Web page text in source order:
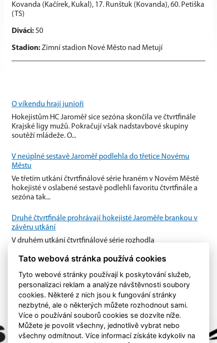
Kovanda (Kačírek, Kukal), 17. Runštuk (Kovanda), 60. Petiška
(TS)
Diváci:50
Stadion:Zimní stadion Nové Město nad Metují
O víkendu hrají junioři
Hokejistům HC Jaroměř sice sezóna skončila ve čtvrtfinále
Krajské ligy mužů. Pokračují však nadstavbové skupiny
soutěží mládeže. O...
V neúplné sestavě Jaroměř podlehla do třetice Novému
Městu
Ve třetím utkání čtvrtfinálové série hraném v Novém Městě
hokejisté v oslabené sestavě podlehli favoritu čtvrtfinále a
sezóna tak...
Druhé čtvrtfinále prohrávají hokejisté Jaroměře brankou v
závěru utkání
V druhém utkání čtvrtfinálové série rozhodla
Jaroměře v útočném pásmu...
Tato webová stránka používá cookies
Tyto webové stránky používají k poskytování služeb,
personalizaci reklam a analýze návštěvnosti soubory
cookies. Některé z nich jsou k fungování stránky
nezbytné, ale o některých můžete rozhodnout sami.
Více o používání souborů cookies se dozvíte níže.
Můžete je povolit všechny, jednotlivě vybrat nebo
všechny odmítnout. Více informací získáte kdykoliv na